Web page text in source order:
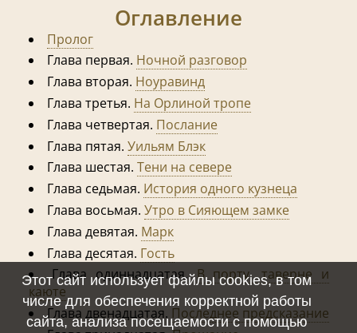
Оглавление
Пролог
Глава первая. Ночной разговор
Глава вторая. Ноуравинд
Глава третья. На Орлиной тропе
Глава четвертая. Послание
Глава пятая. Уильям Блэк
Глава шестая. Тени на севере
Глава седьмая. История одного кузнеца
Глава восьмая. Утро в Сияющем замке
Глава девятая. Марк
Глава десятая. Гость
Глава одиннадцатая.В порту, таверне и
каюте
Глава двенадцатая. Последнее предсказание
Этот сайт использует файлы cookies, в том
числе для обеспечения корректной работы
сайта, анализа посещаемости с помощью